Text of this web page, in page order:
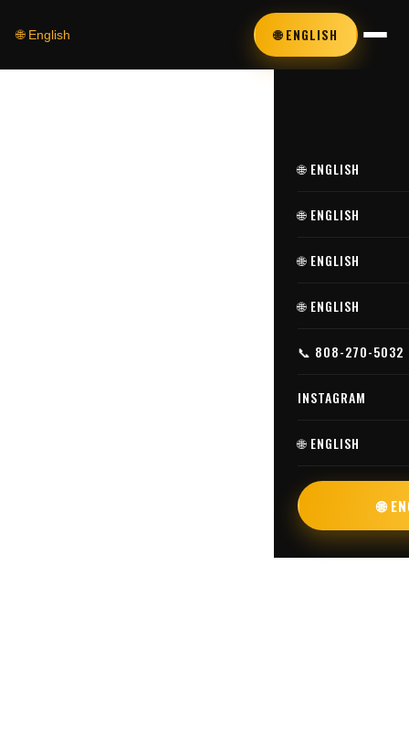
🌐 English 🌐 ENGLISH
🌐 ENGLISH
🌐 ENGLISH
🌐 ENGLISH
🌐 ENGLISH
📞 808-270-5032
INSTAGRAM
🌐 ENGLISH
🌐